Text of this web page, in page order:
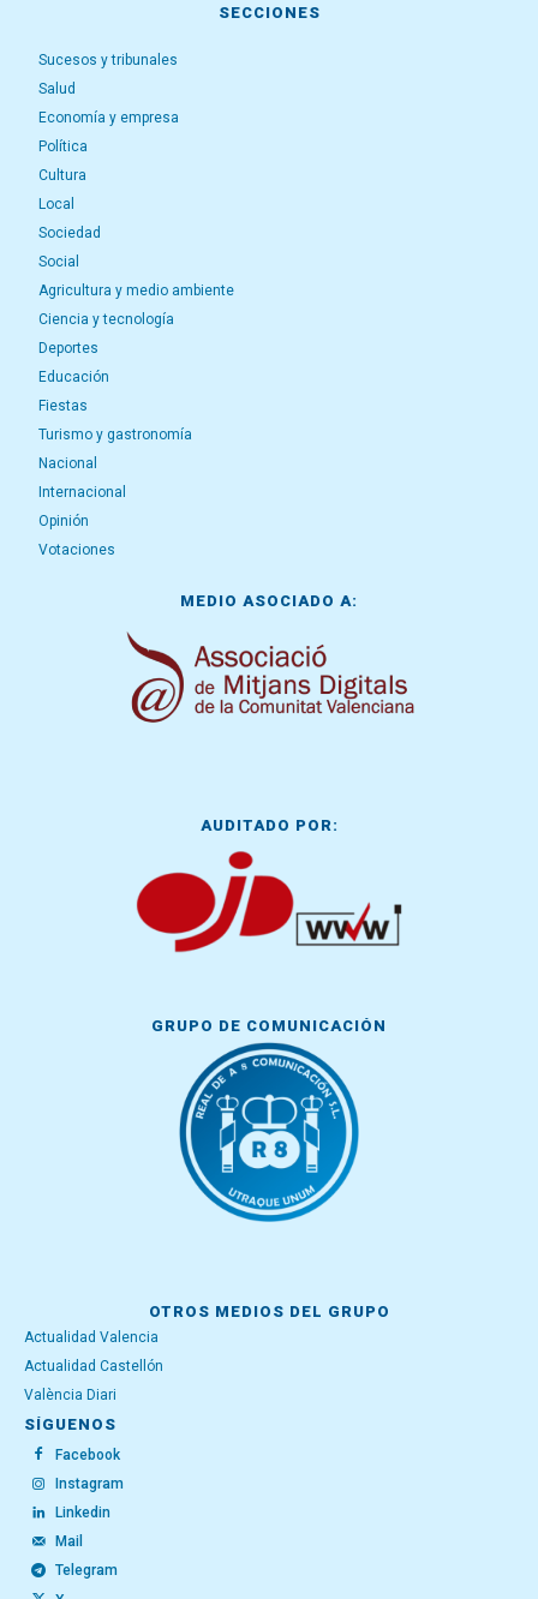
SECCIONES
Sucesos y tribunales
Salud
Economía y empresa
Política
Cultura
Local
Sociedad
Social
Agricultura y medio ambiente
Ciencia y tecnología
Deportes
Educación
Fiestas
Turismo y gastronomía
Nacional
Internacional
Opinión
Votaciones
MEDIO ASOCIADO A:
AUDITADO POR:
GRUPO DE COMUNICACIÓN
OTROS MEDIOS DEL GRUPO
Actualidad Valencia
Actualidad Castellón
València Diari
SÍGUENOS
Facebook
Instagram
Linkedin
Mail
Telegram